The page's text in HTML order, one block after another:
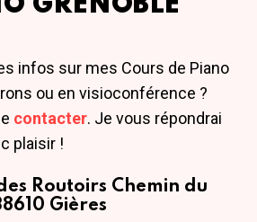
GRENOBLE
infos sur mes Cours de Piano
ou en visioconférence ?
contacter. Je vous répondrai
plaisir !
Routoirs Chemin du
Gières